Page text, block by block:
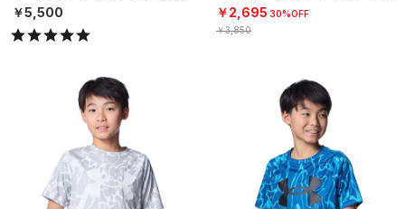
N）
￥5,500
グ/BOYS）
￥2,695 30%OFF
￥3,850